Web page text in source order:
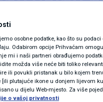
N1(DIS)INFO
FOTO
VIDEO
pastir
osobne podatke, kao što su
Odabirom opcije Prihvaćam
mi i naši partneri obrađujemo
možda više neće biti toliko
ili povukli pristanak u bilo kojem
plutajuće ikone u donjem lijevom
u dijelu Web-mjesto. Za više
o vašoj privatnosti